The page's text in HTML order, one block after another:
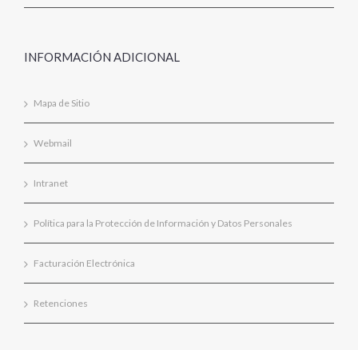
INFORMACIÓN ADICIONAL
Mapa de Sitio
Webmail
Intranet
Política para la Protección de Información y Datos Personales
Facturación Electrónica
Retenciones